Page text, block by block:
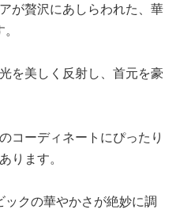
が贅沢にあしらわれた、華
を美しく反射し、首元を豪
コーディネートにぴったり
ります。
クの華やかさが絶妙に調